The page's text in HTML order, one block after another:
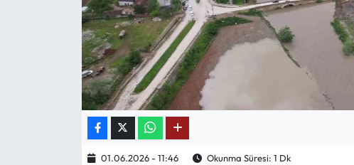
01.06.2026 - 11:46 Okunma Süresi: 1 Dk
Karikatür Galeri
ASTROLOJİ
Spor Yazıları